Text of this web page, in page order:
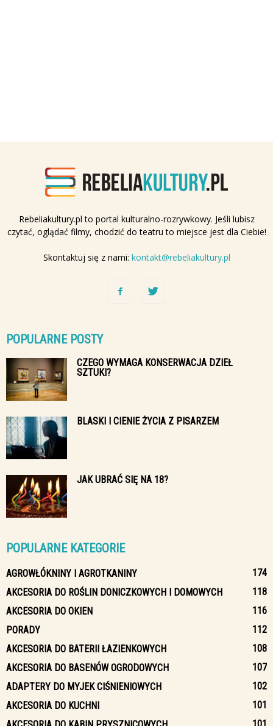
Rebeliakultury.pl to portal kulturalno-rozrywkowy. Jeśli lubisz
czytać, oglądać filmy, chodzić do teatru to miejsce jest dla Ciebie!
Skontaktuj się z nami: kontakt@rebeliakultury.pl
POPULARNE POSTY
CZEGO WYMAGA KONSERWACJA DZIEŁ
SZTUKI?
BLASKI I CIENIE ŻYCIA Z PISARZEM
JAK UBRAĆ SIĘ NA 18?
POPULARNE KATEGORIE
AGROWŁÓKNINY I AGROTKANINY
174
AKCESORIA DO ROŚLIN DONICZKOWYCH I DOMOWYCH
118
AKCESORIA DO OKIEN
116
PORADY
112
AKCESORIA DO BATERII ŁAZIENKOWYCH
108
AKCESORIA DO BASENÓW OGRODOWYCH
107
ADAPTERY DO MYJEK CIŚNIENIOWYCH
102
AKCESORIA DO KUCHNI
101